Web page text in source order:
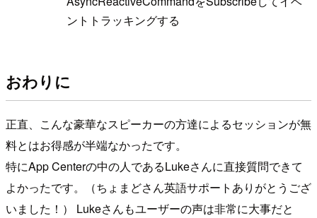
ントトラッキングする
おわりに
正直、こんな豪華なスピーカーの方達によるセッションが無
料とはお得感が半端なかったです。
特にApp Centerの中の人であるLukeさんに直接質問できて
よかったです。（ちょまどさん英語サポートありがとうござ
いました！） Lukeさんもユーザーの声は非常に大事だと